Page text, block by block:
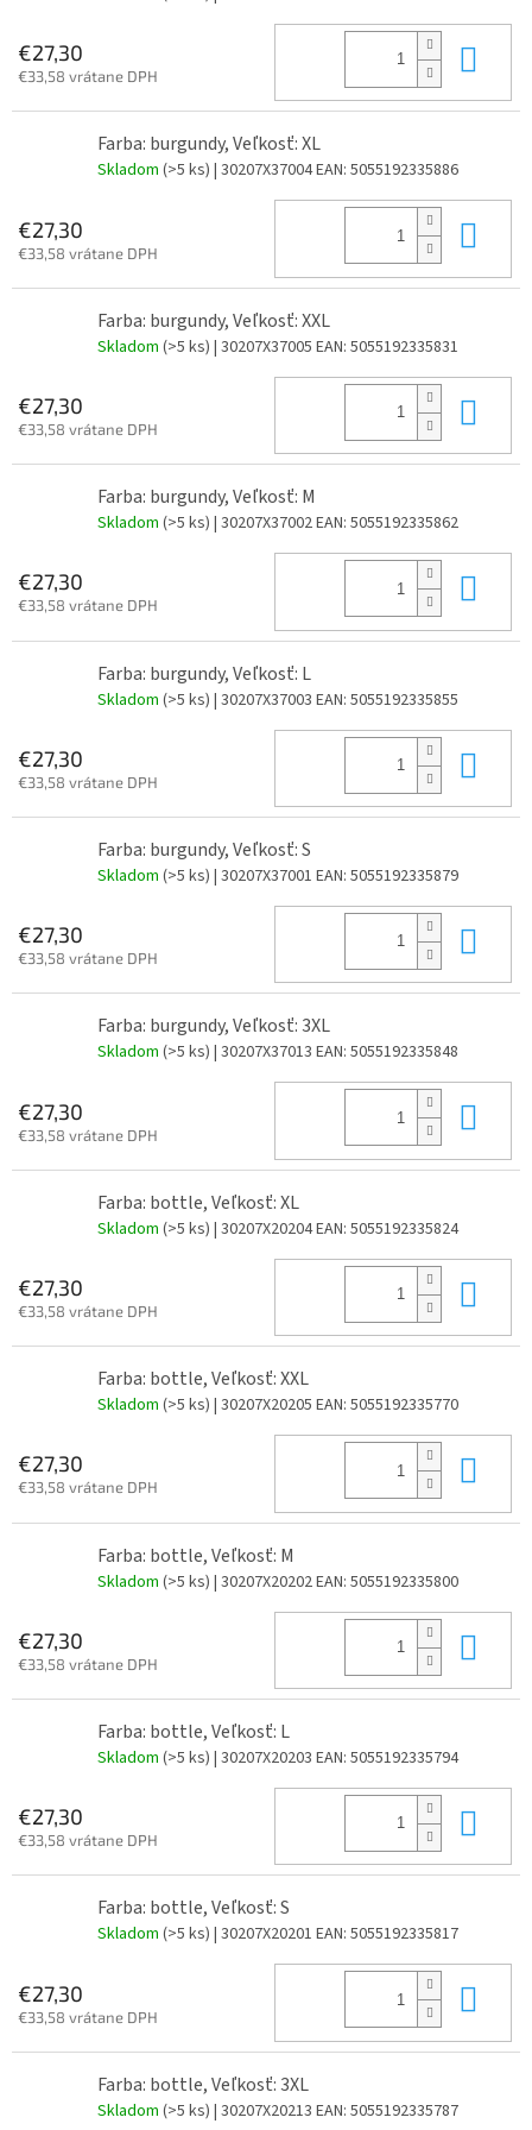
€27,30
€33,58 vrátane DPH
Farba: burgundy, Veľkosť: XL
Skladom (>5 ks) | 30207X37004EAN: 5055192335886
€27,30
€33,58 vrátane DPH
Farba: burgundy, Veľkosť: XXL
Skladom (>5 ks) | 30207X37005 EAN: 5055192335831
€27,30
€33,58 vrátane DPH
Farba: burgundy, Veľkosť: M
Skladom (>5 ks) | 30207X37002EAN: 5055192335862
€27,30
€33,58 vrátane DPH
Farba: burgundy, Veľkosť: L
Skladom (>5 ks) | 30207X37003 EAN: 5055192335855
€27,30
€33,58 vrátane DPH
Farba: burgundy, Veľkosť: S
Skladom (>5 ks) | 30207X37001 EAN: 5055192335879
€27,30
€33,58 vrátane DPH
Farba: burgundy, Veľkosť: 3XL
Skladom (>5 ks) | 30207X37013 EAN: 5055192335848
€27,30
€33,58 vrátane DPH
Farba: bottle, Veľkosť: XL
Skladom (>5 ks) | 30207X20204EAN: 5055192335824
€27,30
€33,58 vrátane DPH
Farba: bottle, Veľkosť: XXL
Skladom (>5 ks) | 30207X20205 EAN: 5055192335770
€27,30
€33,58 vrátane DPH
Farba: bottle, Veľkosť: M
Skladom (>5 ks) | 30207X20202EAN: 5055192335800
€27,30
€33,58 vrátane DPH
Farba: bottle, Veľkosť: L
Skladom (>5 ks) | 30207X20203 EAN: 5055192335794
€27,30
€33,58 vrátane DPH
Farba: bottle, Veľkosť: S
Skladom (>5 ks) | 30207X20201 EAN: 5055192335817
€27,30
€33,58 vrátane DPH
Farba: bottle, Veľkosť: 3XL
Skladom (>5 ks) | 30207X20213 EAN: 5055192335787